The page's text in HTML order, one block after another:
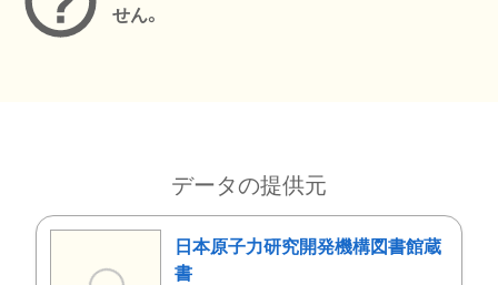
せん。
データの提供元
日本原子力研究開発機構図書館蔵
書